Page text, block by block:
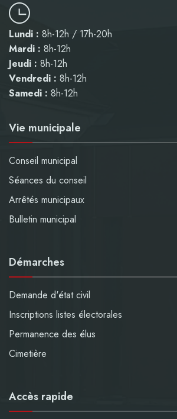
Lundi : 8h-12h / 17h-20h
Mardi : 8h-12h
Jeudi : 8h-12h
Vendredi : 8h-12h
Samedi : 8h-12h
Vie municipale
Conseil municipal
Séances du conseil
Arrêtés municipaux
Bulletin municipal
Démarches
Demande d'état civil
Inscriptions listes électorales
Permanence des élus
Cimetière
Accès rapide